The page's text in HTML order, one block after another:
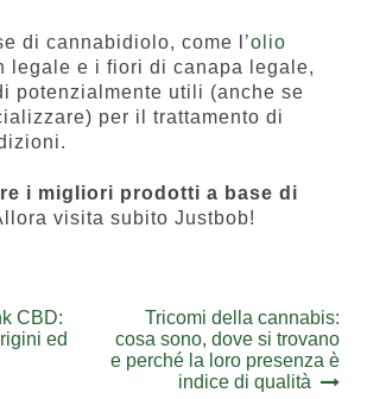
di cannabidiolo, come l’olio
legale e i fiori di canapa legale,
potenzialmente utili (anche se
per il trattamento di
i migliori prodotti a base di
visita subito Justbob!
CBD:
ed
Next
post:
Tricomi della cannabis:
cosa sono, dove si trovano
e perché la loro presenza è
indice di qualità